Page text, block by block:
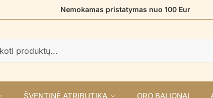
Nemokamas pristatymas nuo 100 Eur
ŠVENTINĖ ATRIBUTIKA ORO BALIONAI